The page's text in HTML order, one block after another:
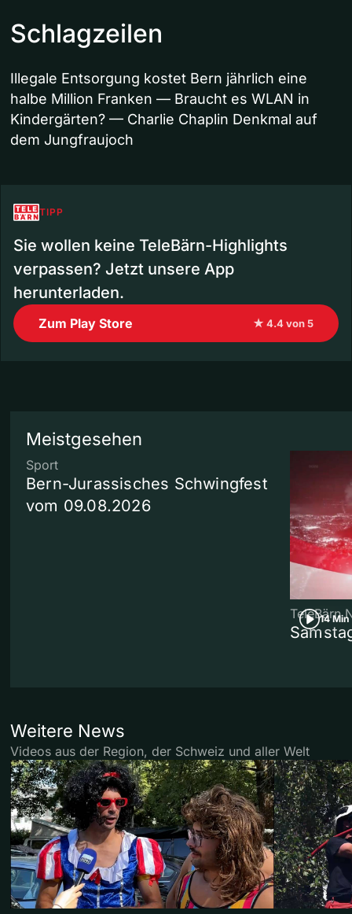
Schlagzeilen
Illegale Entsorgung kostet Bern jährlich eine
halbe Million Franken — Braucht es WLAN in
Kindergärten? — Charlie Chaplin Denkmal auf
dem Jungfraujoch
TIPP
Sie wollen keine TeleBärn-Highlights
verpassen? Jetzt unsere App
herunterladen.
Zum Play Store ★ 4.4 von 5
Meistgesehen
Sport
Bern-Jurassisches Schwingfest
vom 09.08.2026
14 Min
TeleBärn
Weitere News
Videos aus der Region, der Schweiz und aller Welt